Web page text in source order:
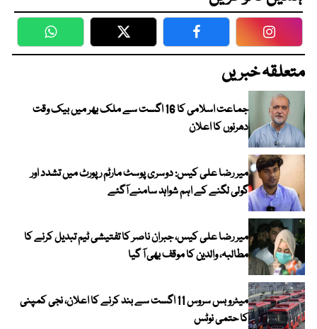
WhatsApp Twitter Facebook
متعلقہ خبریں
جماعت اسلامی کا 16 اگست سے ملک بھر میں بیک وقت
دھرنوں کا اعلان
میر رضا علی کیس: دوسری پوسٹ مارٹم رپورٹ میں تشدد اور
گولی لگنے کے اہم شواہد سامنے آگئے
میر رضا علی کیس، جبران ناصر کا تفتیشی ٹیم تبدیل کرنے کا
مطالبہ، والدین کا موقف بھی آ گیا
میٹرو بس سروس 11 اگست سے بند کرنے کا اعلان، نجی کمپنی
کا حتمی نوٹس